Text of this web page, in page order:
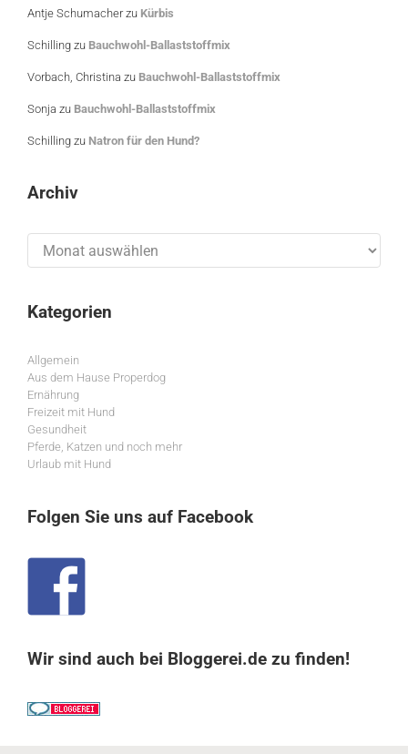
Antje Schumacherzu Kürbis
Schilling zu Bauchwohl-Ballaststoffmix
Vorbach, Christina zu Bauchwohl-Ballaststoffmix
Sonja zu Bauchwohl-Ballaststoffmix
Schilling zu Natron für den Hund?
Archiv
Kategorien
Allgemein
Aus dem Hause Properdog
Ernährung
Freizeit mit Hund
Gesundheit
Pferde, Katzen und noch mehr
Urlaub mit Hund
Folgen Sie uns auf Facebook
Wir sind auch bei Bloggerei.de zu finden!